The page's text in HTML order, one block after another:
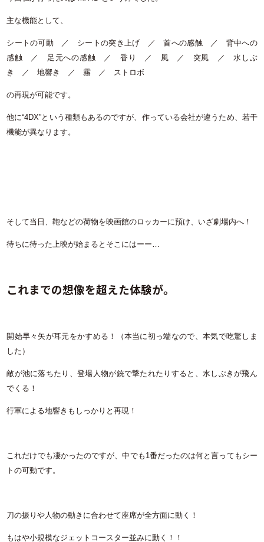
主な機能として、
シートの可動 ／ シートの突き上げ ／ 首への感触 ／ 背中への
感触 ／ 足元への感触 ／ 香り ／ 風 ／ 突風 ／ 水しぶ
き ／ 地響き ／ 霧 ／ ストロボ
の再現が可能です。
他に“4DX”という種類もあるのですが、作っている会社が違うため、若干
機能が異なります。
そして当日、鞄などの荷物を映画館のロッカーに預け、いざ劇場内へ！
待ちに待った上映が始まるとそこにはーー…
これまでの想像を超えた体験が。
開始早々矢が耳元をかすめる！（本当に初っ端なので、本気で吃驚しま
した）
敵が池に落ちたり、登場人物が銃で撃たれたりすると、水しぶきが飛ん
でくる！
行軍による地響きもしっかりと再現！
これだけでも凄かったのですが、中でも1番だったのは何と言ってもシー
トの可動です。
刀の振りや人物の動きに合わせて座席が全方面に動く！
もはや小規模なジェットコースター並みに動く！！